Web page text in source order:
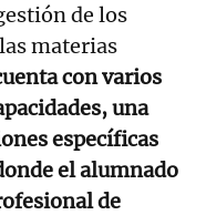
de los
materias
con varios
una
específicas
el alumnado
de